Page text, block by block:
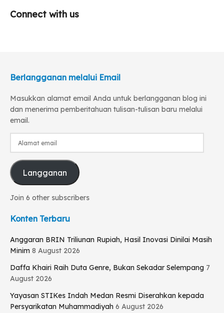
Connect with us
Berlangganan melalui Email
Masukkan alamat email Anda untuk berlangganan blog ini
dan menerima pemberitahuan tulisan-tulisan baru melalui
email.
Langganan
Join 6 other subscribers
Konten Terbaru
Anggaran BRIN Triliunan Rupiah, Hasil Inovasi Dinilai Masih
Minim 8 August 2026
Daffa Khairi Raih Duta Genre, Bukan Sekadar Selempang 7
August 2026
Yayasan STIKes Indah Medan Resmi Diserahkan kepada
Persyarikatan Muhammadiyah 6 August 2026